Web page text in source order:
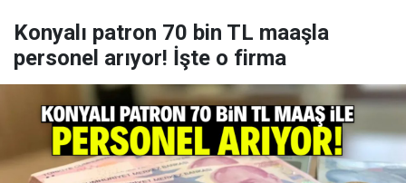
Konyalı patron 70 bin TL maaşla
personel arıyor! İşte o firma